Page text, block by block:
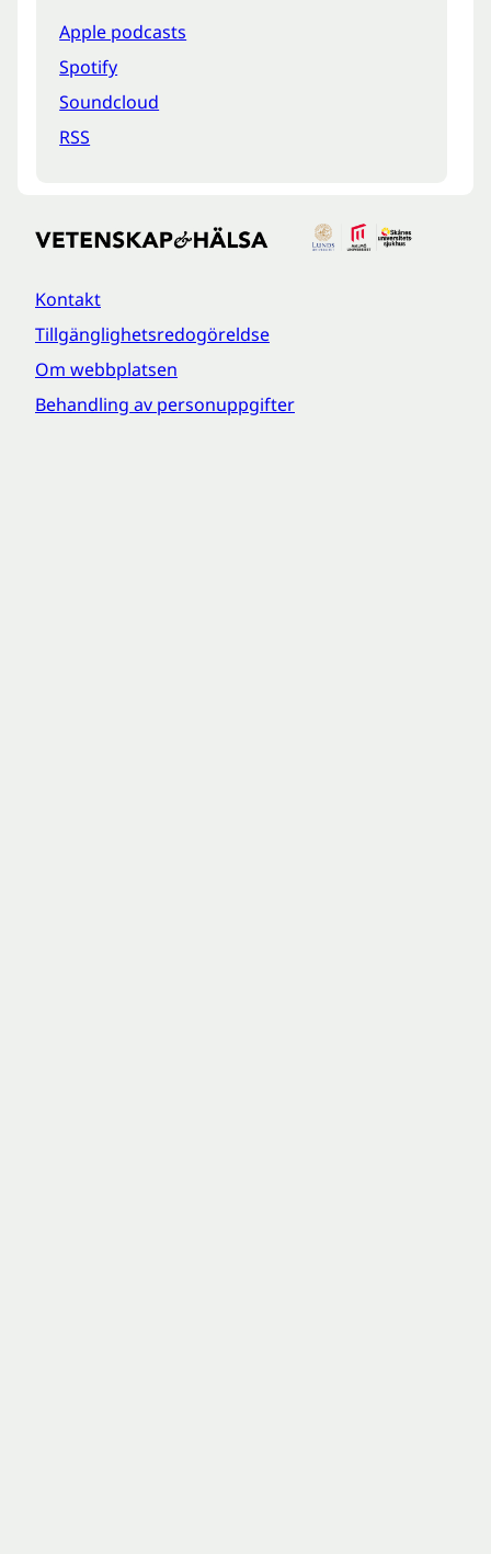
Apple podcasts
Spotify
Soundcloud
RSS
Kontakt
Tillgänglighetsredogöreldse
Om webbplatsen
Behandling av personuppgifter